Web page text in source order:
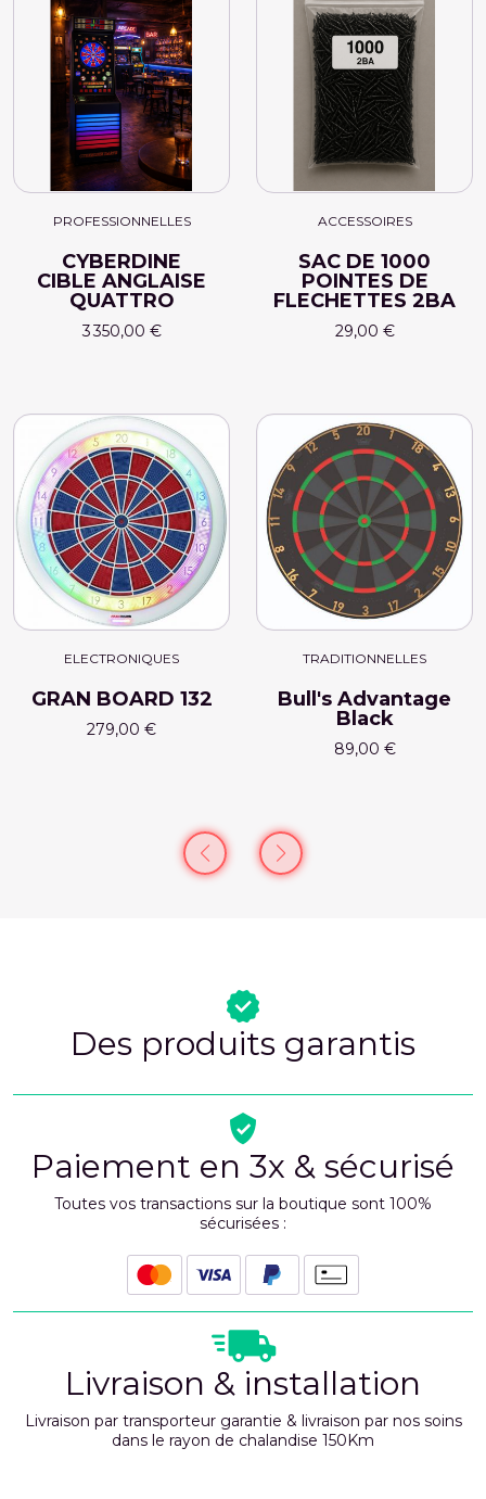
PROFESSIONNELLES
CYBERDINE
CIBLE ANGLAISE
QUATTRO
3 350,00 €
ACCESSOIRES
SAC DE 1000
POINTES DE
FLECHETTES 2BA
29,00 €
ELECTRONIQUES
GRAN BOARD 132
279,00 €
TRADITIONNELLES
Bull's Advantage
Black
89,00 €
Des produits garantis
Paiement en 3x & sécurisé
Toutes vos transactions sur la boutique sont 100%
sécurisées :
Livraison & installation
Livraison par transporteur garantie & livraison par nos soins
dans le rayon de chalandise 150Km